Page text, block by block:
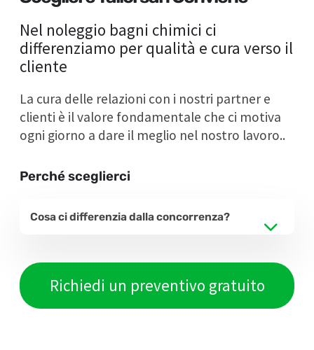
Nel noleggio bagni chimici ci
differenziamo per qualità e cura verso il
cliente
La cura delle relazioni con i nostri partner e
clienti è il valore fondamentale che ci motiva
ogni giorno a dare il meglio nel nostro lavoro..
Perché sceglierci
Cosa ci differenzia dalla concorrenza?
Richiedi un preventivo gratuito